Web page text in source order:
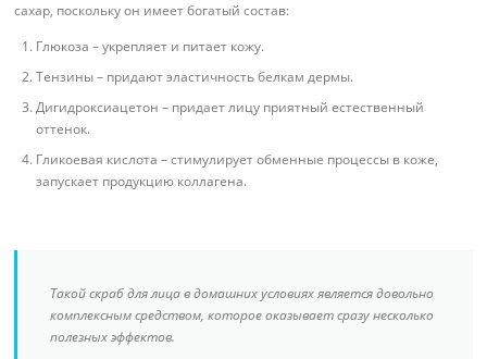
сахар, поскольку он имеет богатый состав:
Глюкоза – укрепляет и питает кожу.
Тензины – придают эластичность белкам дермы.
Дигидроксиацетон – придает лицу приятный естественный
оттенок.
Гликоевая кислота – стимулирует обменные процессы в коже,
запускает продукцию коллагена.
Такой скраб для лица в домашних условиях является довольно
комплексным средством, которое оказывает сразу несколько
полезных эффектов.